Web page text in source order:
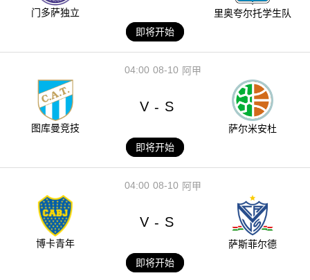
门多萨独立
里奥夸尔托学生队
即将开始
08-10
04:00 阿甲
图库曼竞技
V - S
萨尔米安杜
即将开始
08-10
04:00 阿甲
博卡青年
V - S
萨斯菲尔德
即将开始